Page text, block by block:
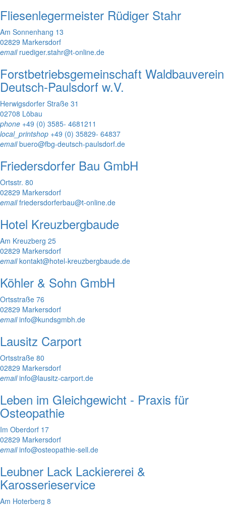
Fliesenlegermeister Rüdiger Stahr
Am Sonnenhang 13
02829 Markersdorf
emailruediger.stahr@t-online.de
Forstbetriebsgemeinschaft Waldbauverein
Deutsch-Paulsdorf w.V.
Herwigsdorfer Straße 31
02708 Löbau
phone +49 (0) 3585- 4681211
local_printshop +49 (0) 35829- 64837
emailbuero@fbg-deutsch-paulsdorf.de
Friedersdorfer Bau GmbH
Ortsstr. 80
02829 Markersdorf
emailfriedersdorferbau@t-online.de
Hotel Kreuzbergbaude
Am Kreuzberg 25
02829 Markersdorf
emailkontakt@hotel-kreuzbergbaude.de
Köhler & Sohn GmbH
Ortsstraße 76
02829 Markersdorf
emailinfo@kundsgmbh.de
Lausitz Carport
Ortsstraße 80
02829 Markersdorf
emailinfo@lausitz-carport.de
Leben im Gleichgewicht - Praxis für
Osteopathie
Im Oberdorf 17
02829 Markersdorf
emailinfo@osteopathie-sell.de
Leubner Lack Lackiererei &
Karosserieservice
Am Hoterberg 8